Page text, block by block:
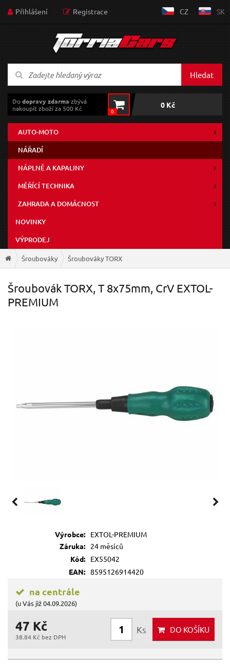
Přihlášení Registrace CZ SK
Hledat
Dodopravy zdarma zbývá
nakoupit zboží za 500 Kč
0
0 Kč
AUTO-MOTO
NÁŘADÍ
NÁPLNĚ A KAPALINY
MĚŘÍCÍ TECHNIKA
ZAHRADA A DOMÁCNOST
NOVINKY
VÝPRODEJ
Šroubováky Šroubováky TORX
Šroubovák TORX, T 8x75mm, CrV EXTOL-
PREMIUM
Výrobce:
EXTOL-PREMIUM
Záruka:
24 měsíců
Kód:
EX55042
EAN: 8595126914420
na centrále
(u Vás již 04.09.2026)
47 Kč
38.84 Kč bez DPH
Ks DO KOŠÍKU